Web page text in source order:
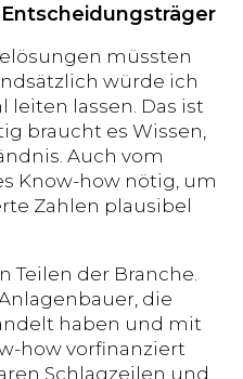
müssten
würde ich
lassen. Das ist
braucht es Wissen,
Auch vom
Know-how nötig, um
Zahlen plausibel
Teilen der Branche.
die
haben und mit
how vorfinanziert
Schlagzeilen und